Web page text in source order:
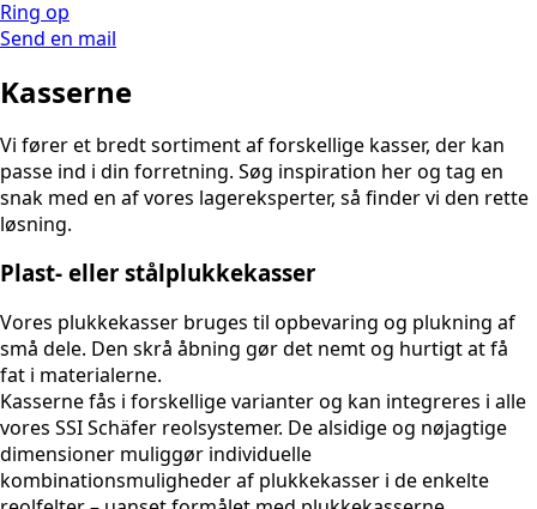
Ring op
Send en mail
Kasserne
Vi fører et bredt sortiment af forskellige kasser, der kan
passe ind i din forretning. Søg inspiration her og tag en
snak med en af vores lagereksperter, så finder vi den rette
løsning.
Plast- eller stålplukkekasser
Vores plukkekasser bruges til opbevaring og plukning af
små dele. Den skrå åbning gør det nemt og hurtigt at få
fat i materialerne.
Kasserne fås i forskellige varianter og kan integreres i alle
vores SSI Schäfer reolsystemer. De alsidige og nøjagtige
dimensioner muliggør individuelle
kombinationsmuligheder af plukkekasser i de enkelte